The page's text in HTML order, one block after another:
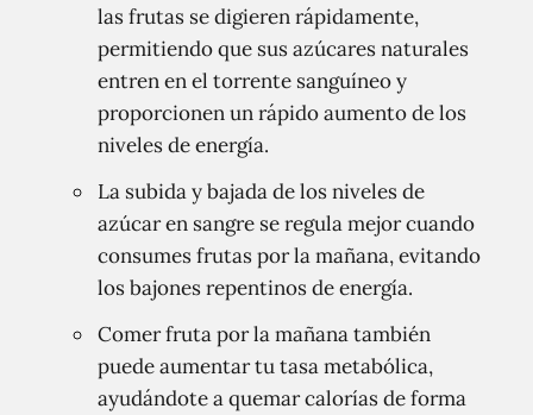
las frutas se digieren rápidamente,
permitiendo que sus azúcares naturales
entren en el torrente sanguíneo y
proporcionen un rápido aumento de los
niveles de energía.
La subida y bajada de los niveles de
azúcar en sangre se regula mejor cuando
consumes frutas por la mañana, evitando
los bajones repentinos de energía.
Comer fruta por la mañana también
puede aumentar tu tasa metabólica,
ayudándote a quemar calorías de forma